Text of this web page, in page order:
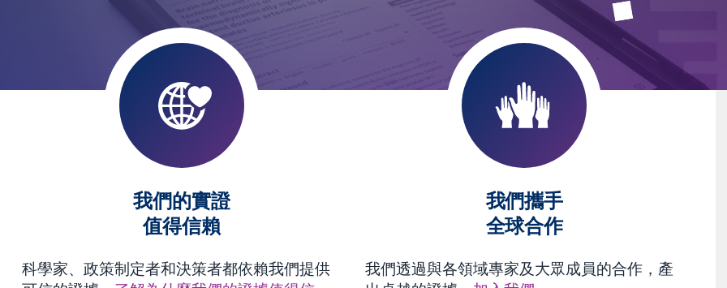
我們的實證
值得信賴
科學家、政策制定者和決策者都依賴我們提供
我們攜手
全球合作
我們透過與各領域專家及大眾成員的合作，產